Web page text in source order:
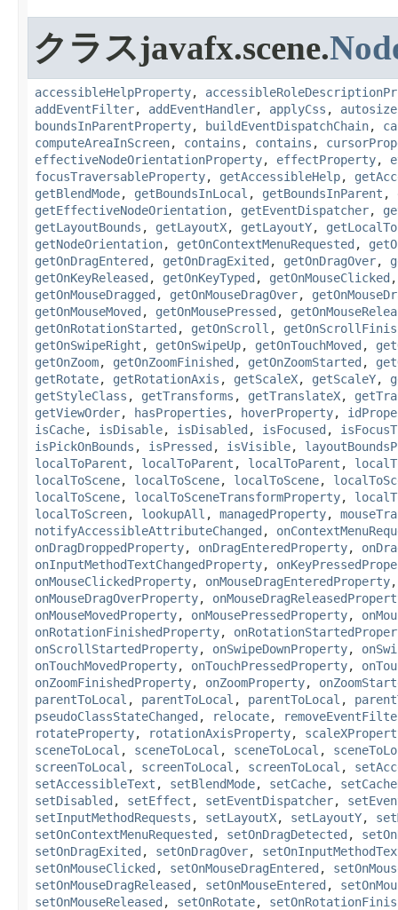
クラスjavafx.scene.
accessibleHelpProperty,
addEventFilter, addEventHandler, applyCss , autosize
boundsInParentProperty, buildEventDispatchChain,
computeAreaInScreen, contains , contains ,
effectiveNodeOrientationProperty, effectProperty,
focusTraversableProperty, getAccessibleHelp,
getBlendMode, getBoundsInLocal , getBoundsInParent ,
getEffectiveNodeOrientation, getEventDispatcher,
getLayoutBounds , getLayoutX, getLayoutY,
getNodeOrientation, getOnContextMenuRequested ,
getOnDragEntered , getOnDragExited , getOnDragOver,
getOnKeyReleased , getOnKeyTyped , getOnMouseClicked
getOnMouseDragged , getOnMouseDragOver,
getOnMouseMoved , getOnMousePressed ,
getOnRotationStarted , getOnScroll ,
getOnSwipeRight , getOnSwipeUp, getOnTouchMoved ,
getOnZoom, getOnZoomFinished , getOnZoomStarted ,
getRotate, getRotationAxis , getScaleX, getScaleY,
getStyleClass , getTransforms , getTranslateX,
getViewOrder, hasProperties , hoverProperty,
isCache, isDisable, isDisabled , isFocused ,
isPickOnBounds , isPressed , isVisible,
localToParent , localToParent , localToParent ,
localToScene, localToScene, localToScene,
localToScene, localToSceneTransformProperty,
localToScreen, lookupAll , managedProperty,
notifyAccessibleAttributeChanged ,
onDragDroppedProperty, onDragEnteredProperty,
onInputMethodTextChangedProperty,
onMouseClickedProperty, onMouseDragEnteredProperty
onMouseDragOverProperty,
onMouseMovedProperty, onMousePressedProperty,
onRotationFinishedProperty,
onScrollStartedProperty, onSwipeDownProperty,
onTouchMovedProperty, onTouchPressedProperty,
onZoomFinishedProperty, onZoomProperty,
parentToLocal , parentToLocal , parentToLocal ,
pseudoClassStateChanged , relocate,
rotateProperty, rotationAxisProperty,
sceneToLocal , sceneToLocal , sceneToLocal ,
screenToLocal , screenToLocal , screenToLocal ,
setAccessibleText , setBlendMode, setCache,
setDisabled , setEffect , setEventDispatcher,
setInputMethodRequests , setLayoutX, setLayoutY,
setOnContextMenuRequested , setOnDragDetected ,
setOnDragExited , setOnDragOver,
setOnMouseClicked , setOnMouseDragEntered ,
setOnMouseDragReleased , setOnMouseEntered ,
setOnMouseReleased , setOnRotate,